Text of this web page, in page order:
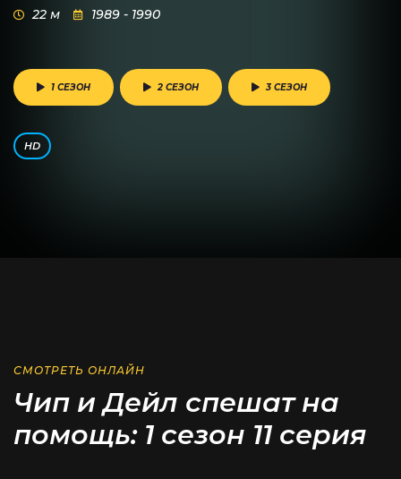
22 м 1989 - 1990
HD
1 СЕЗОН 2 СЕЗОН 3 СЕЗОН
СМОТРЕТЬ ОНЛАЙН
Чип и Дейл спешат на
помощь: 1 сезон 11 серия